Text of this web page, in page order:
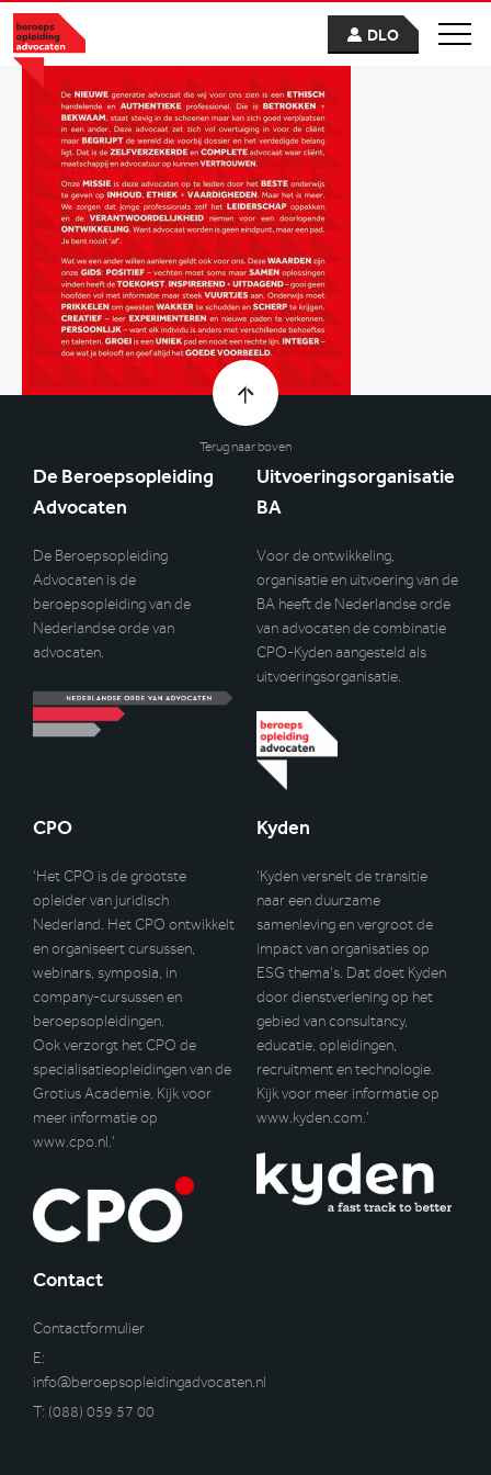
DLO
Terug naar boven
De Beroepsopleiding
Advocaten
De Beroepsopleiding
Advocaten is de
beroepsopleiding van de
Nederlandse orde van
advocaten.
Uitvoeringsorganisatie
BA
Voor de ontwikkeling,
organisatie en uitvoering van de
BA heeft de Nederlandse orde
van advocaten de combinatie
CPO-Kyden aangesteld als
uitvoeringsorganisatie.
CPO
‘Het CPO is de grootste
opleider van juridisch
Nederland. Het CPO ontwikkelt
en organiseert cursussen,
webinars, symposia, in
company-cursussen en
beroepsopleidingen.
Ook verzorgt het CPO de
specialisatieopleidingen van de
Grotius Academie. Kijk voor
meer informatie op
www.cpo.nl.’
Kyden
‘Kyden versnelt de transitie
naar een duurzame
samenleving en vergroot de
impact van organisaties op
ESG thema’s. Dat doet Kyden
door dienstverlening op het
gebied van consultancy,
educatie, opleidingen,
recruitment en technologie.
Kijk voor meer informatie op
www.kyden.com.’
Contact
Contactformulier
E:
info@beroepsopleidingadvocaten.nl
T: (088) 059 57 00